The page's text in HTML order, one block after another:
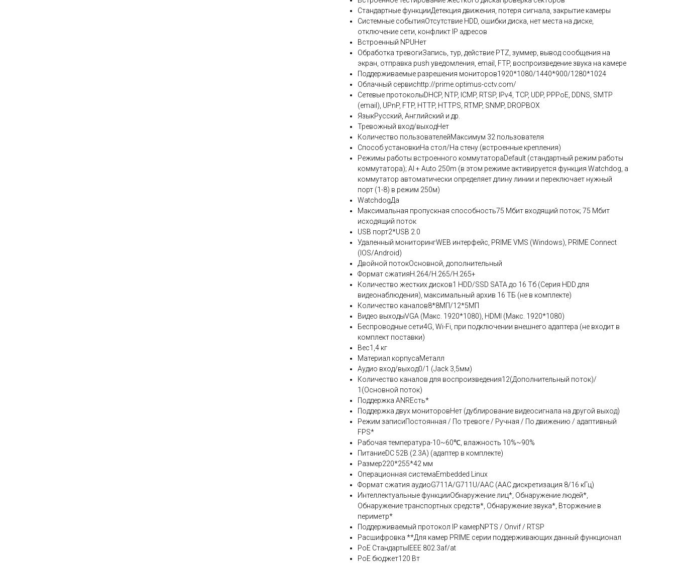
Стандартные функцииДетекция движения, потеря сигнала, закрытие камеры
Системные событияОтсутствие HDD, ошибки диска, нет места на диске,
отключение сети, конфликт IP адресов
Встроенный NPUНет
Обработка тревогиЗапись, тур, действие PTZ, зуммер, вывод сообщения на
экран, отправка push уведомления, email, FTP, воспроизведение звука на камере
Поддерживаемые разрешения мониторов1920*1080/1440*900/1280*1024
Облачный сервисhttp://prime.optimus-cctv.com/
Сетевые протоколыDHCP, NTP, ICMP, RTSP, IPv4, TCP, UDP, PPPoE, DDNS, SMTP
(email), UPnP, FTP, HTTP, HTTPS, RTMP, SNMP, DROPBOX
ЯзыкРусский, Английский и др.
Тревожный вход/выходНет
Количество пользователейМаксимум 32 пользователя
Способ установкиНа стол/На стену (встроенные крепления)
Режимы работы встроенного коммутатораDefault (стандартный режим работы
коммутатора); AI + Auto 250m (в этом режиме активируется функция Watchdog, а
коммутатор автоматически определяет длину линии и переключает нужный
порт (1-8) в режим 250м)
WatchdogДа
Максимальная пропускная способность75 Мбит входящий поток; 75 Мбит
исходящий поток
USB порт2*USB 2.0
Удаленный мониторингWEB интерфейс, PRIME VMS (Windows), PRIME Connect
(IOS/Android)
Двойной потокОсновной, дополнительный
Формат сжатияH.264/H.265/H.265+
Количество жестких дисков1 HDD/SSD SATA до 16 Тб (Серия HDD для
видеонаблюдения), максимальный архив 16 ТБ (не в комплекте)
Количество каналов8*8МП/12*5МП
Видео выходыVGA (Макс. 1920*1080), HDMI (Макс. 1920*1080)
Беспроводные сети4G, Wi-Fi, при подключении внешнего адаптера (не входит в
комплект поставки)
Вес1,4 кг
Материал корпусаМеталл
Аудио вход/выход0/1 (Jack 3,5мм)
Количество каналов для воспроизведения12(Дополнительный поток)/
1(Основной поток)
Поддержка ANRЕсть*
Поддержка двух мониторовНет (дублирование видеосигнала на другой выход)
Режим записиПостоянная / По тревоге / Ручная / По движению / адаптивный
FPS*
Рабочая температура-10~60℃, влажность 10%~90%
ПитаниеDC 52В (2.3A) (адаптер в комплекте)
Размер220*255*42 мм
Операционная системаEmbedded Linux
Формат сжатия аудиоG711A/G711U/AAC (AAC дискретизация 8/16 кГц)
Интеллектуальные функцииОбнаружение лиц*, Обнаружение людей*,
Обнаружение транспортных средств*, Обнаружение звука*, Вторжение в
периметр*
Поддерживаемый протокол IP камерNPTS / Onvif / RTSP
Расшифровка **Для камер PRIME серии поддерживающих данный функционал
PoE СтандартыIEEE 802.3af/at
PoE бюджет120 Вт